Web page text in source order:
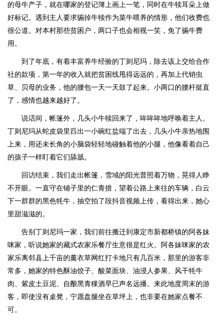
的母牛产子，就在哪家的登记簿上画上一笔，同时在牛犊耳朵上做
好标记。遇到主人要求骟掉牛犊作为菜牛喂养的情形，他们收费也
很公道。对本村那些贫困户，两口子也会相视一笑，免了骟牛费
用。
到了年底，有着丰富养牛经验的丁则尼玛，除去该上交给合作
社的款项，第一年的收入就把贫困线甩得远远的，再加上代销虫
草、贝母的业务，他的腰包一天一天鼓了起来。小两口的腰杆挺直
了，感情也越来越好了。
说话间，帐篷外，几头小牛犊回来了，哞哞哞地呼唤着主人。
丁则尼玛从蛇皮袋里舀出一小碗红盐端了出去，几头小牛亲热地围
上来，用还未长角的小脑袋轻轻地碰触着他的小腿，他像看着自己
的孩子一样盯着它们舔舐。
回访结束，我们走出帐篷，雪域的阳光普照着万物，晃得人睁
不开眼。一直守在铺子里的仁青措，望着公路上来往的车辆，白云
下一群群的黑色牦牛，抽空拍了段抖音视频上传，看得出来，她心
里甜滋滋的。
告别丁则尼玛一家，我们前往搬迁到康定市新都桥镇的阿各妹
咪家，听说她家的藏式农家乐餐厅生意很是红火。阿各妹咪家的农
家乐离邻县上千亩的薰衣草网红打卡地只有几百米，那里的游客非
常多，她家的特色酥油饺子、酸菜面块、油浸人参果、风干牦牛
肉、紫皮土豆泥、自酿黑青稞酒早已声名远播。来此地度周末的游
客，即使没有桌凳，宁愿盘腿坐在草坪上，也非要在她家点餐不
可。